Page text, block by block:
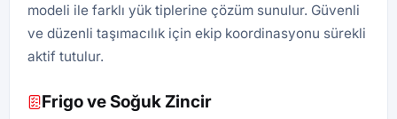
modeli ile farklı yük tiplerine çözüm sunulur. Güvenli
ve düzenli taşımacılık için ekip koordinasyonu sürekli
aktif tutulur.
Frigo ve Soğuk Zincir